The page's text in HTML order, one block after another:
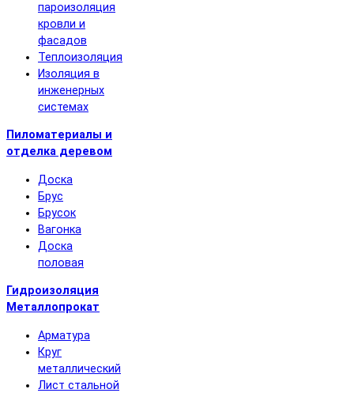
пароизоляция
кровли и
фасадов
Теплоизоляция
Изоляция в
инженерных
системах
Пиломатериалы и
отделка деревом
Доска
Брус
Брусок
Вагонка
Доска
половая
Гидроизоляция
Металлопрокат
Арматура
Круг
металлический
Лист стальной